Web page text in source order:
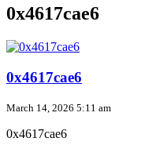
0x4617cae6
0x4617cae6
March 14, 2026 5:11 am
0x4617cae6